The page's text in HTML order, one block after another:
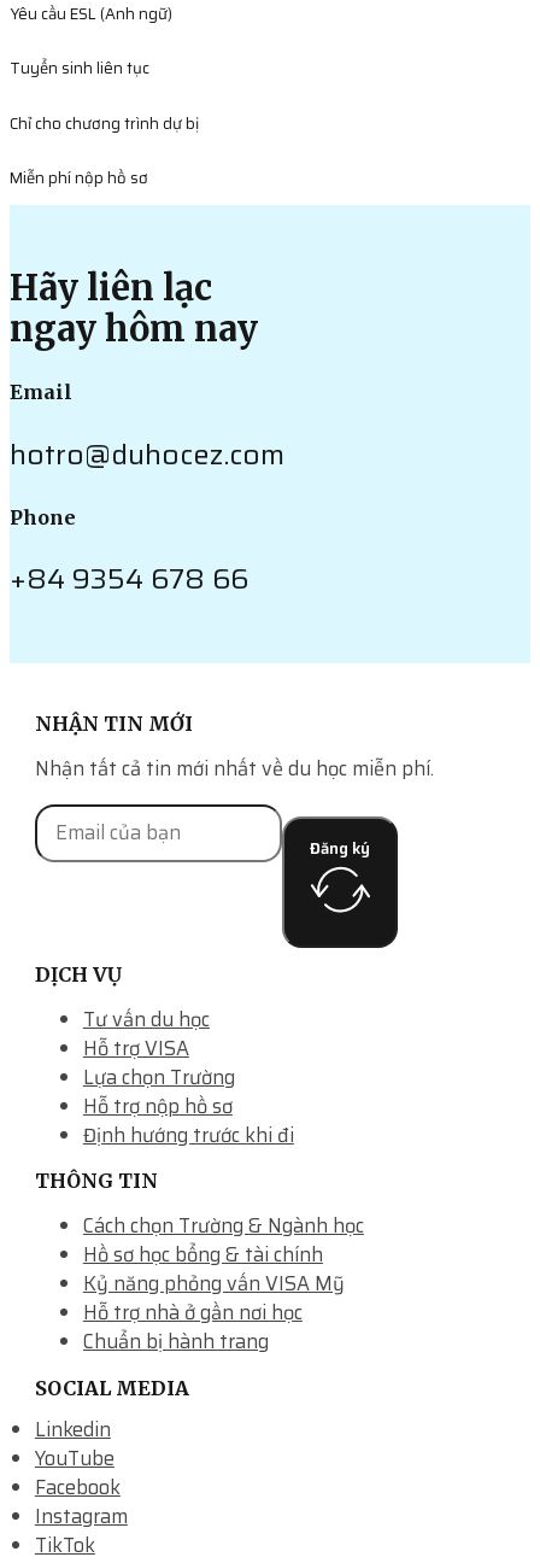
Yêu cầu ESL (Anh ngữ)
Tuyển sinh liên tục
Chỉ cho chương trình dự bị
Miễn phí nộp hồ sơ
Hãy liên lạc
ngay hôm nay
Email
hotro@duhocez.com
Phone
+84 9354 678 66
NHẬN TIN MỚI
Nhận tất cả tin mới nhất về du học miễn phí.
Đăng ký
DỊCH VỤ
Tư vấn du học
Hỗ trợ VISA
Lựa chọn Trường
Hỗ trợ nộp hồ sơ
Định hướng trước khi đi
THÔNG TIN
Cách chọn Trường & Ngành học
Hồ sơ học bổng & tài chính
Kỷ năng phỏng vấn VISA Mỹ
Hỗ trợ nhà ở gần nơi học
Chuẩn bị hành trang
SOCIAL MEDIA
Linkedin
YouTube
Facebook
Instagram
TikTok